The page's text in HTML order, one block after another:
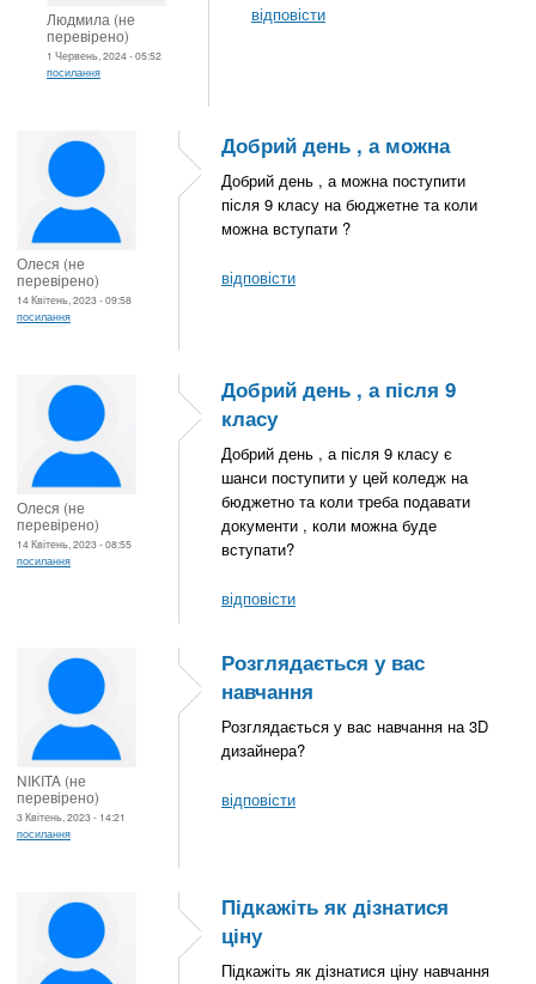
Людмила (не
перевірено)
1 Червень, 2024 - 05:52
посилання
відповісти
Олеся (не
перевірено)
14 Квітень, 2023 - 09:58
посилання
Добрий день , а можна
Добрий день , а можна поступити
після 9 класу на бюджетне та коли
можна вступати ?
відповісти
Олеся (не
перевірено)
14 Квітень, 2023 - 08:55
посилання
Добрий день , а після 9
класу
Добрий день , а після 9 класу є
шанси поступити у цей коледж на
бюджетно та коли треба подавати
документи , коли можна буде
вступати?
відповісти
NIKITA (не
перевірено)
3 Квітень, 2023 - 14:21
посилання
Розглядається у вас
навчання
Розглядається у вас навчання на 3D
дизайнера?
відповісти
Підкажіть як дізнатися
ціну
Підкажіть як дізнатися ціну навчання